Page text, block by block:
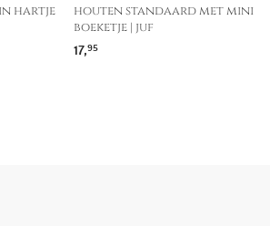
hartje
houten standaard met mini
boeketje | juf
17,95